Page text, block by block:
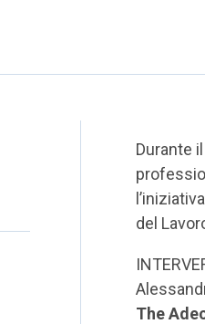
Durante
l’iniziativa
del
The